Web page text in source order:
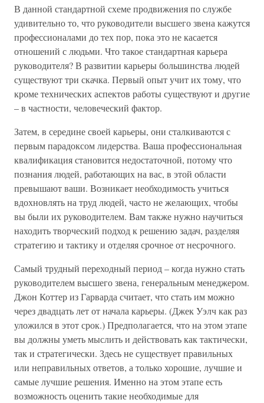
В данной стандартной схеме продвижения по службе
удивительно то, что руководители высшего звена кажутся
профессионалами до тех пор, пока это не касается
отношений с людьми. Что такое стандартная карьера
руководителя? В развитии карьеры большинства людей
существуют три скачка. Первый опыт учит их тому, что
кроме технических аспектов работы существуют и другие
– в частности, человеческий фактор.
Затем, в середине своей карьеры, они сталкиваются с
первым парадоксом лидерства. Ваша профессиональная
квалификация становится недостаточной, потому что
познания людей, работающих на вас, в этой области
превышают ваши. Возникает необходимость учиться
вдохновлять на труд людей, часто не желающих, чтобы
вы были их руководителем. Вам также нужно научиться
находить творческий подход к решению задач, разделяя
стратегию и тактику и отделяя срочное от несрочного.
Самый трудный переходный период – когда нужно стать
руководителем высшего звена, генеральным менеджером.
Джон Коттер из Гарварда считает, что стать им можно
через двадцать лет от начала карьеры. (Джек Уэлч как раз
уложился в этот срок.) Предполагается, что на этом этапе
вы должны уметь мыслить и действовать как тактически,
так и стратегически. Здесь не существует правильных
или неправильных ответов, а только хорошие, лучшие и
самые лучшие решения. Именно на этом этапе есть
возможность оценить такие необходимые для